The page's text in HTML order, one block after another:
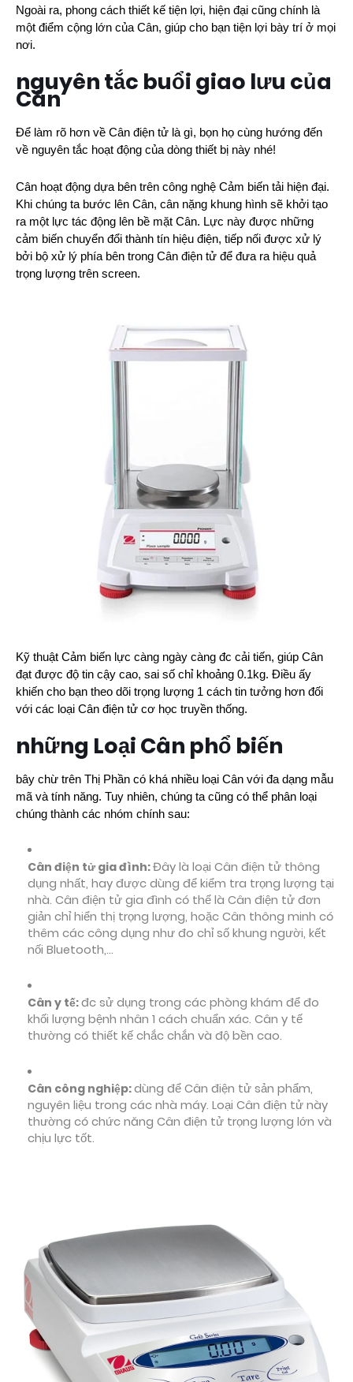
Ngoài ra, phong cách thiết kế tiện lợi, hiện đại cũng chính là
một điểm cộng lớn của Cân, giúp cho bạn tiện lợi bày trí ở mọi
nơi.
nguyên tắc buổi giao lưu của
Cân
Để làm rõ hơn về Cân điện tử là gì, bọn họ cùng hướng đến
về nguyên tắc hoạt động của dòng thiết bị này nhé!
Cân hoạt động dựa bên trên công nghệ Cảm biến tải hiện đại.
Khi chúng ta bước lên Cân, cân nặng khung hình sẽ khởi tạo
ra một lực tác động lên bề mặt Cân. Lực này được những
cảm biến chuyển đổi thành tín hiệu điện, tiếp nối được xử lý
bởi bộ xử lý phía bên trong Cân điện tử để đưa ra hiệu quả
trọng lượng trên screen.
Kỹ thuật Cảm biến lực càng ngày càng đc cải tiến, giúp Cân
đạt được độ tin cậy cao, sai số chỉ khoảng 0.1kg. Điều ấy
khiến cho bạn theo dõi trọng lượng 1 cách tin tưởng hơn đối
với các loại Cân điện tử cơ học truyền thống.
những Loại Cân phổ biến
bây chừ trên Thị Phần có khá nhiều loại Cân với đa dạng mẫu
mã và tính năng. Tuy nhiên, chúng ta cũng có thể phân loại
chúng thành các nhóm chính sau:
Cân điện tử gia đình:Đây là loại Cân điện tử thông
dụng nhất, hay được dùng để kiểm tra trọng lượng tại
nhà. Cân điện tử gia đình có thể là Cân điện tử đơn
giản chỉ hiển thị trọng lượng, hoặc Cân thông minh có
thêm các công dụng như đo chỉ số khung người, kết
nối Bluetooth,...
Cân y tế:đc sử dụng trong các phòng khám để đo
khối lượng bệnh nhân 1 cách chuẩn xác. Cân y tế
thường có thiết kế chắc chắn và độ bền cao.
Cân công nghiệp:dùng để Cân điện tử sản phẩm,
nguyên liệu trong các nhà máy. Loại Cân điện tử này
thường có chức năng Cân điện tử trọng lượng lớn và
chịu lực tốt.